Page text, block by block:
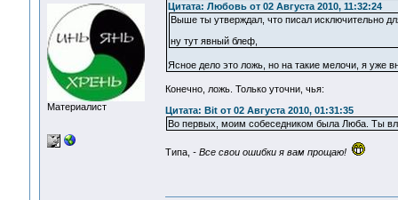
Материалист
Цитата: Любовь от 02 Августа 2010, 11:32:24
Выше ты утверждал, что писал исключительно
ну тут явный блеф,
Ясное дело это ложь, но на такие мелочи, я уже
Конечно, ложь. Только уточни, чья:
Цитата: Bit от 02 Августа 2010, 01:31:35
Во первых, моим собеседником была Люба. Ты
Типа, - Все свои ошибки я вам прощаю!